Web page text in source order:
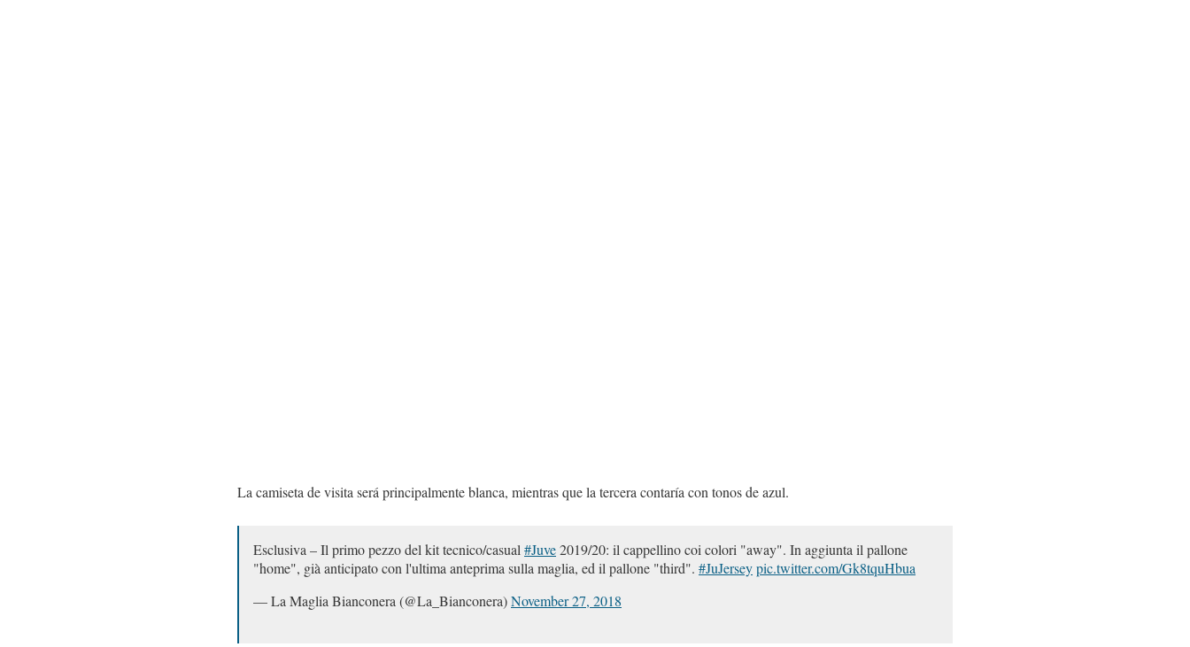
La camiseta de visita será principalmente blanca, mientras que la tercera contaría con tonos de azul.
Esclusiva – Il primo pezzo del kit tecnico/casual #Juve2019/20: il cappellino coi colori "away". In aggiunta il pallone
"home", già anticipato con l'ultima anteprima sulla maglia, ed il pallone "third". #JuJerseypic.twitter.com/Gk8tquHbua
— La Maglia Bianconera (@La_Bianconera)November 27, 2018